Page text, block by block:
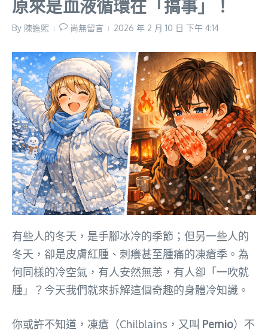
原來是血液循環在「搞事」！
By 陳進𤋮 尚無留言 2026 年 2 月 10 日 下午 4:14
有些人的冬天，是手腳冰冷的季節；但另一些人的
冬天，卻是皮膚紅腫、刺癢甚至腫痛的凍瘡季。為
何同樣的冷空氣，有人安然無恙，有人卻「一吹就
腫」？今天我們就來拆解這個奇趣的身體冷知識。
你或許不知道，凍瘡（Chilblains，又叫 Pernio）不